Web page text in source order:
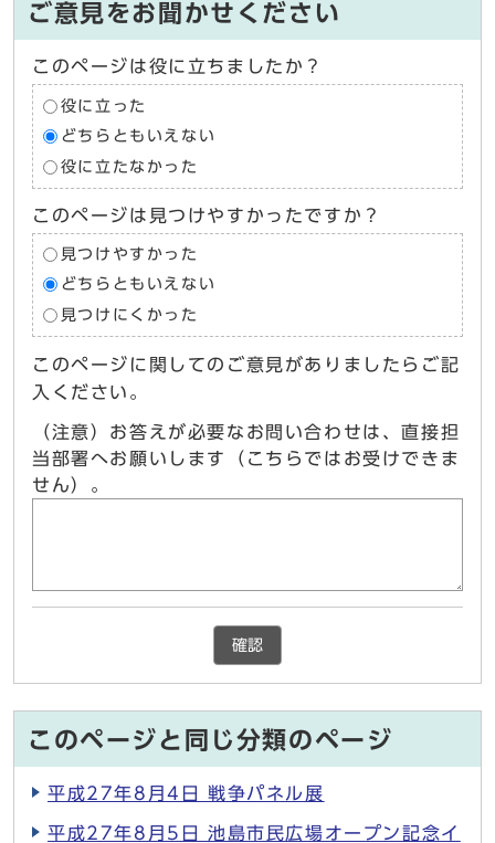
ご意見をお聞かせください
このページは役に立ちましたか？
役に立った
どちらともいえない
役に立たなかった
このページは見つけやすかったですか？
見つけやすかった
どちらともいえない
見つけにくかった
このページに関してのご意見がありましたらご記
入ください。
（注意）お答えが必要なお問い合わせは、直接担
当部署へお願いします（こちらではお受けできま
せん）。
確認
このページと同じ分類のページ
平成27年8月4日 戦争パネル展
平成27年8月5日 池島市民広場オープン記念イ